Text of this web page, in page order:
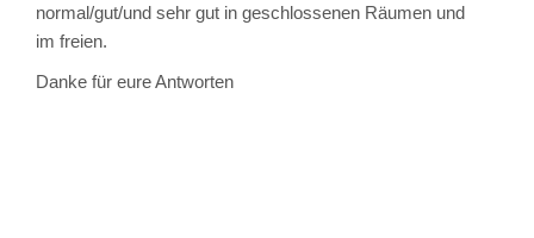
normal/gut/und sehr gut in geschlossenen Räumen und
im freien.
Danke für eure Antworten